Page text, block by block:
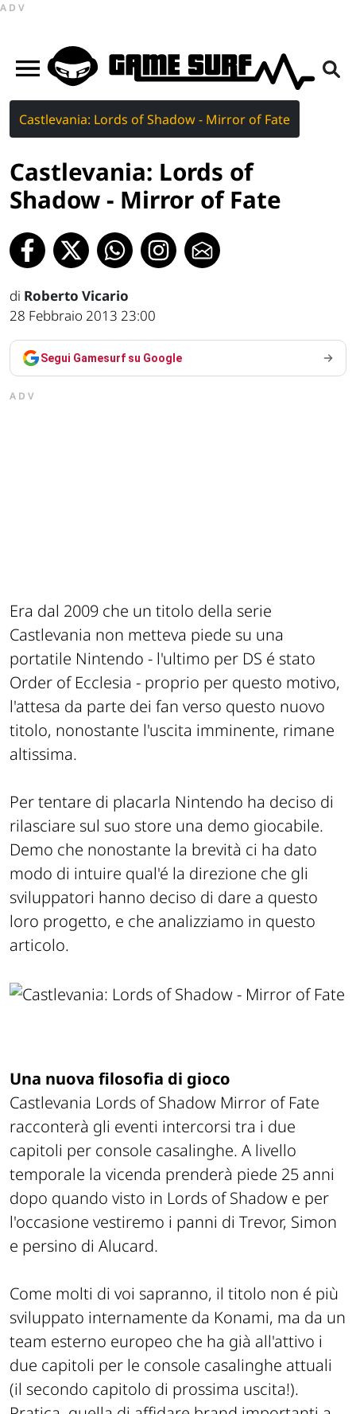
ADV
Castlevania: Lords of Shadow - Mirror of Fate
Castlevania: Lords of
Shadow - Mirror of Fate
di Roberto Vicario
28 Febbraio 2013 23:00
Segui Gamesurf su Google
ADV
Era dal 2009 che un titolo della serie
Castlevania non metteva piede su una
portatile Nintendo - l'ultimo per DS é stato
Order of Ecclesia - proprio per questo motivo,
l'attesa da parte dei fan verso questo nuovo
titolo, nonostante l'uscita imminente, rimane
altissima.
Per tentare di placarla Nintendo ha deciso di
rilasciare sul suo store una demo giocabile.
Demo che nonostante la brevità ci ha dato
modo di intuire qual'é la direzione che gli
sviluppatori hanno deciso di dare a questo
loro progetto, e che analizziamo in questo
articolo.
Una nuova filosofia di gioco
Castlevania Lords of Shadow Mirror of Fate
racconterà gli eventi intercorsi tra i due
capitoli per console casalinghe. A livello
temporale la vicenda prenderà piede 25 anni
dopo quando visto in Lords of Shadow e per
l'occasione vestiremo i panni di Trevor, Simon
e persino di Alucard.
Come molti di voi sapranno, il titolo non é più
sviluppato internamente da Konami, ma da un
team esterno europeo che ha già all'attivo i
due capitoli per le console casalinghe attuali
(il secondo capitolo di prossima uscita!).